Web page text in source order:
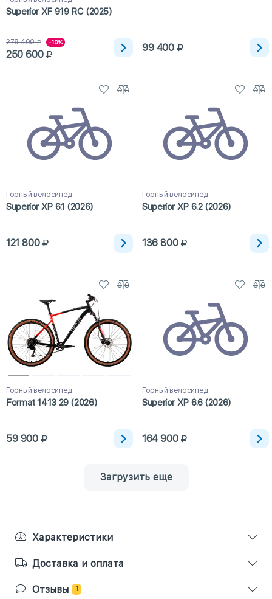
Superior XF 919 RC (2025)
278 400 -10%
250 600
99 400
Горный велосипед
Superior XP 6.1 (2026)
121 800
Горный велосипед
Superior XP 6.2 (2026)
136 800
Горный велосипед
Format 1413 29 (2026)
59 900
Горный велосипед
Superior XP 6.6 (2026)
164 900
Загрузить еще
Характеристики
Доставка и оплата
Отзывы 1